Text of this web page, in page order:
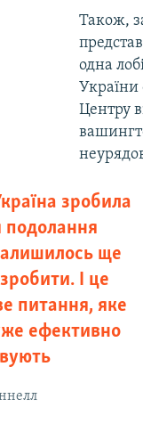
Також,
одна
України
Центру
зробила
подолання
ще
І це
питання, яке
ефективно